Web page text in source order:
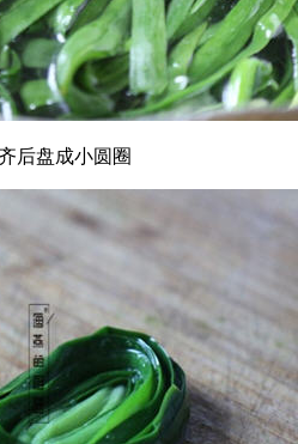
后盘成小圆圈